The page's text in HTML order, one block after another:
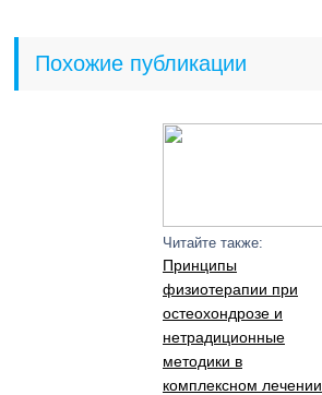
Похожие публикации
Читайте также:
Принципы
физиотерапии при
остеохондрозе и
нетрадиционные
методики в
комплексном лечении